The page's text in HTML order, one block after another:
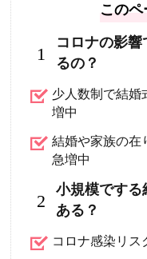
このペ
1
コロナの影
るの？
少人数制で結婚
増中
結婚や家族の在
急増中
2
小規模でする
ある？
コロナ感染リス